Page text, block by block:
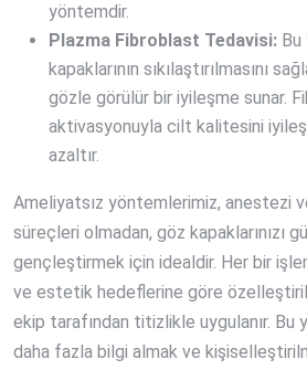
yöntemdir.
Plazma Fibroblast Tedavisi:
kapaklarının sıkılaştırılmasını
gözle görülür bir iyileşme sunar.
aktivasyonuyla cilt kalitesini
azaltır.
Ameliyatsız yöntemlerimiz, anestezi
süreçleri olmadan, göz kapaklarınızı
gençleştirmek için idealdir. Her bir
ve estetik hedeflerine göre
ekip tarafından titizlikle uygulanır. Bu
daha fazla bilgi almak ve